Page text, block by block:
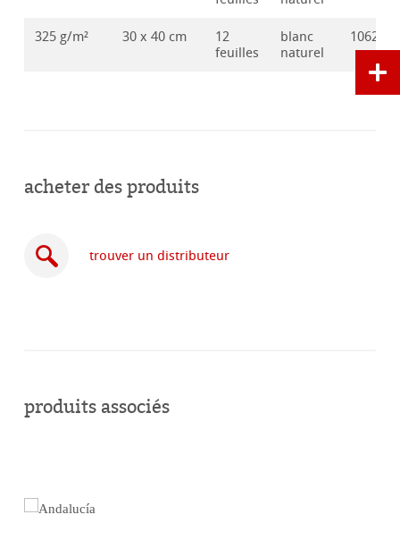
325 g/m² 30 x 40 cm
12
feuilles
blanc
naturel
acheter des produits
trouver un distributeur
ligne
produits associés